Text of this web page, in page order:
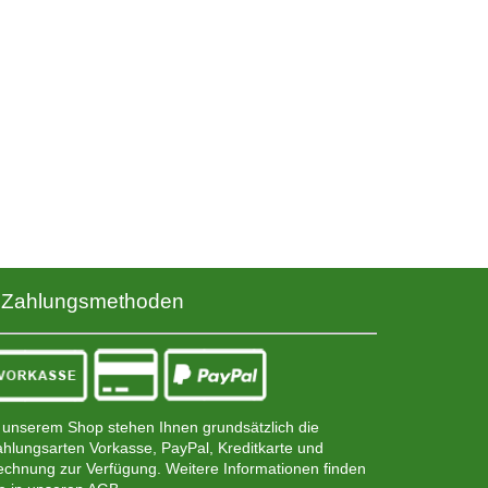
Zahlungsmethoden
unserem Shop stehen Ihnen grundsätzlich die
Vorkasse, PayPal, Kreditkarte und
zur Verfügung. Weitere Informationen finden